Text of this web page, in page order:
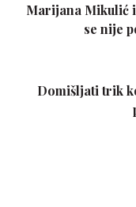
Marijana Mikulić
se nije
Domišljati trik